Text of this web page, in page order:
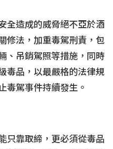
全造成的威脅絕不亞於酒
修法，加重毒駕刑責，包
、吊銷駕照等措施，同時
毒品，以最嚴格的法律規
毒駕事件持續發生。
只靠取締，更必須從毒品